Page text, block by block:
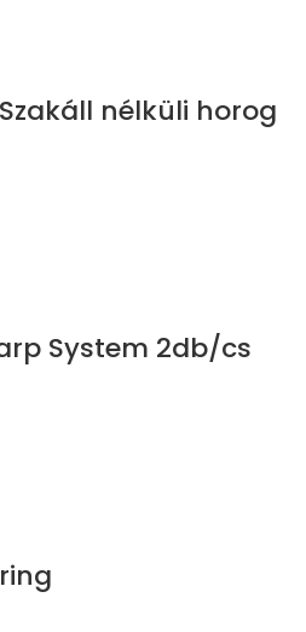
nélküli horog
System 2db/cs